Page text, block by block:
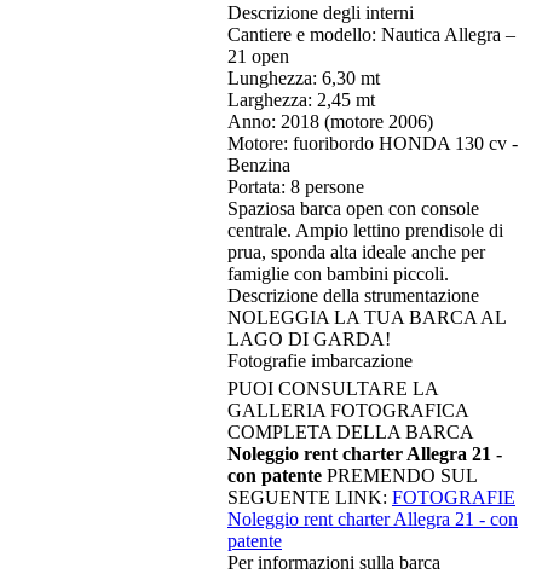
Descrizione degli interni
Cantiere e modello: Nautica Allegra –
21 open
Lunghezza: 6,30 mt
Larghezza: 2,45 mt
Anno: 2018 (motore 2006)
Motore: fuoribordo HONDA 130 cv -
Benzina
Portata: 8 persone
Spaziosa barca open con console
centrale. Ampio lettino prendisole di
prua, sponda alta ideale anche per
famiglie con bambini piccoli.
Descrizione della strumentazione
NOLEGGIA LA TUA BARCA AL
LAGO DI GARDA!
Fotografie imbarcazione
PUOI CONSULTARE LA
GALLERIA FOTOGRAFICA
COMPLETA DELLA BARCA
Noleggio rent charter Allegra 21 -
con patente PREMENDO SUL
SEGUENTE LINK: FOTOGRAFIE
Noleggio rent charter Allegra 21 - con
patente
Per informazioni sulla barca